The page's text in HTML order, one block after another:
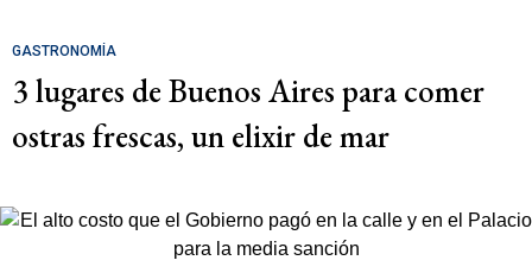
GASTRONOMÍA
3 lugares de Buenos Aires para comer
ostras frescas, un elixir de mar